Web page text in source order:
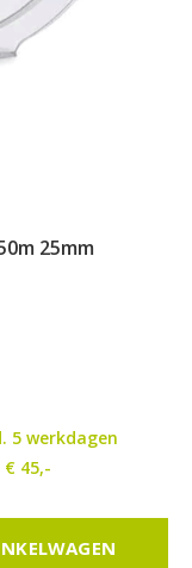
25mm
5 werkdagen
€ 45,-